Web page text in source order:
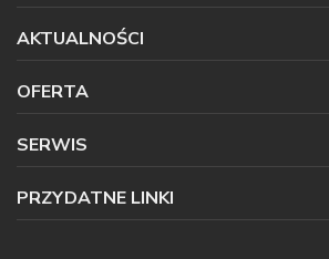
AKTUALNOŚCI
OFERTA
SERWIS
PRZYDATNE LINKI